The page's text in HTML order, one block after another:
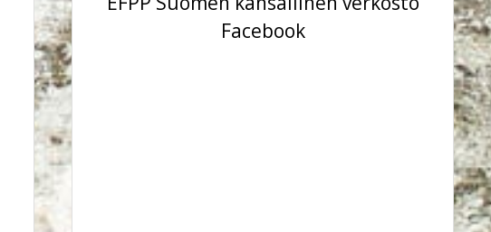
Facebook